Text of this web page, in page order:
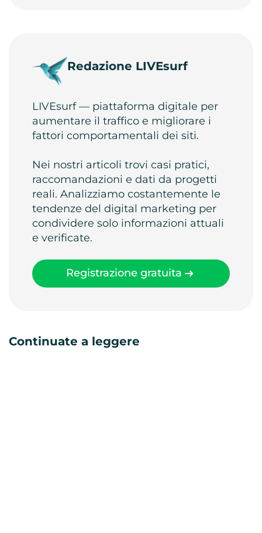
Redazione LIVEsurf
LIVEsurf — piattaforma digitale per
aumentare il traffico e migliorare i
fattori comportamentali dei siti.
Nei nostri articoli trovi casi pratici,
raccomandazioni e dati da progetti
reali. Analizziamo costantemente le
tendenze del digital marketing per
condividere solo informazioni attuali
e verificate.
Registrazione gratuita
Continuate a leggere